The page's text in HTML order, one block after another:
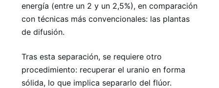
energía (entre un 2 y un 2,5%), en comparación
con técnicas más convencionales: las plantas
de difusión.
Tras esta separación, se requiere otro
procedimiento: recuperar el uranio en forma
sólida, lo que implica separarlo del flúor.